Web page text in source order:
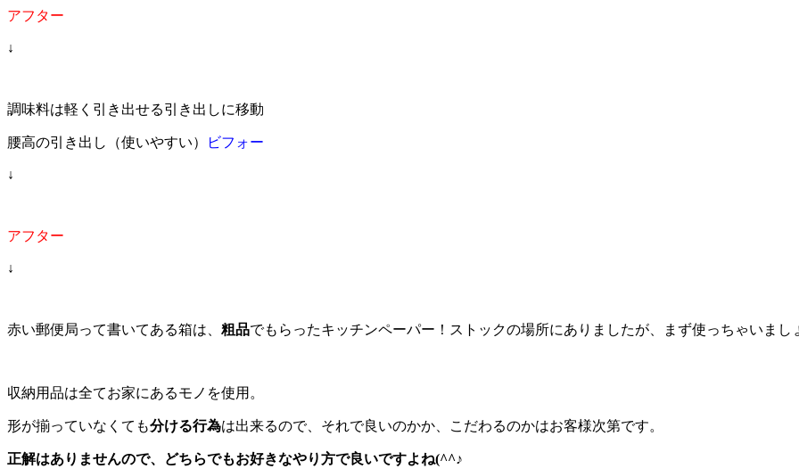
アフター
↓
調味料は軽く引き出せる引き出しに移動
腰高の引き出し（使いやすい） ビフォー
↓
アフター
↓
赤い郵便局って書いてある箱は、 粗品でもらったキッチンペーパー！ストックの場所にありましたが、まず使っちゃいまし
収納用品は全てお家にあるモノを使用。
形が揃っていなくても分ける行為は出来るので、それで良いのかか、こだわるのかはお客様次第です。
正解はありませんので、どちらでもお好きなやり方で良いですよね(^^♪